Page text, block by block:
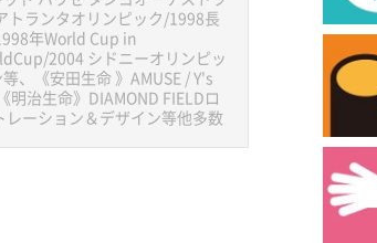
トランタオリンピック/1998長
年World Cup in
2004 シドニーオリンピッ
、《安田生命 》AMUSE / Y's
治生命》DIAMOND FIELDロ
レーション＆デザイン等他多数